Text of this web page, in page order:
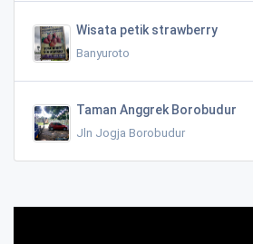
Wisata petik strawberry
Banyuroto
Taman Anggrek Borobudur
Jln Jogja Borobudur